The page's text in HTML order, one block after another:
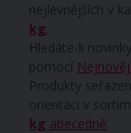
nejlevnějších v
kg
Hledáte-li
pomocí
Produkty
orientaci v
kg abecedně